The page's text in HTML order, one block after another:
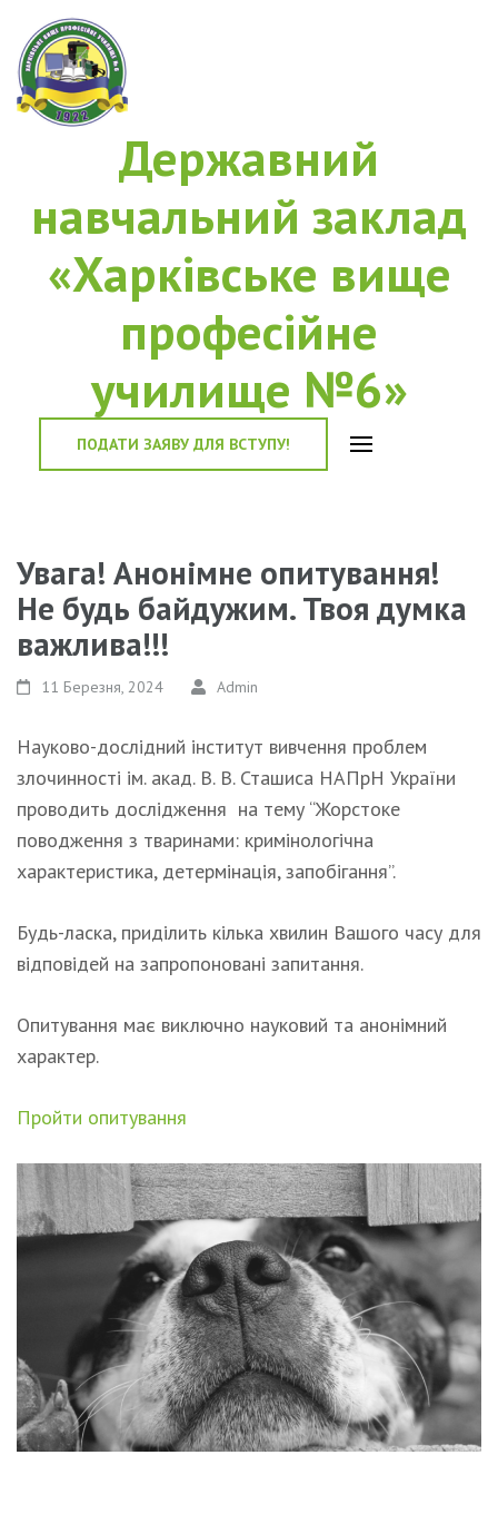
Державний
навчальний заклад
«Харківське вище
професійне
училище №6»
ПОДАТИ ЗАЯВУ ДЛЯ ВСТУПУ!
Увага! Анонімне опитування!
Не будь байдужим. Твоя думка
важлива!!!
11 Березня, 2024 Admin
Науково-дослідний інститут вивчення проблем
злочинності ім. акад. В. В. Сташиса НАПрН України
проводить дослідження на тему “Жорстоке
поводження з тваринами: кримінологічна
характеристика, детермінація, запобігання”.
Будь-ласка, приділить кілька хвилин Вашого часу для
відповідей на запропоновані запитання.
Опитування має виключно науковий та анонімний
характер.
Пройти опитування